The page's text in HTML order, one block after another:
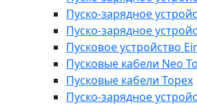
Пуско-зарядное
Пуско-зарядное
Пусковое устройство
Пусковые кабели Neo
Пусковые кабели Topex
Пуско-зарядное